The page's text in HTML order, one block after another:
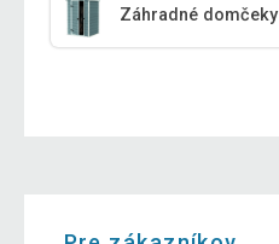
Záhradné domčeky